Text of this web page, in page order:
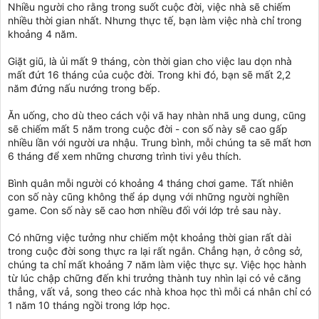
Nhiều người cho rằng trong suốt cuộc đời, việc nhà sẽ chiếm
nhiều thời gian nhất. Nhưng thực tế, bạn làm việc nhà chỉ trong
khoảng 4 năm.
Giặt giũ, là ủi mất 9 tháng, còn thời gian cho việc lau dọn nhà
mất đứt 16 tháng của cuộc đời. Trong khi đó, bạn sẽ mất 2,2
năm đứng nấu nướng trong bếp.
Ăn uống, cho dù theo cách vội vã hay nhàn nhã ung dung, cũng
sẽ chiếm mất 5 năm trong cuộc đời - con số này sẽ cao gấp
nhiều lần với người ưa nhậu. Trung bình, mỗi chúng ta sẽ mất hơn
6 tháng để xem những chương trình tivi yêu thích.
Bình quân mỗi người có khoảng 4 tháng chơi game. Tất nhiên
con số này cũng không thể áp dụng với những người nghiền
game. Con số này sẽ cao hơn nhiều đối với lớp trẻ sau này.
Có những việc tưởng như chiếm một khoảng thời gian rất dài
trong cuộc đời song thực ra lại rất ngắn. Chẳng hạn, ở công sở,
chúng ta chỉ mất khoảng 7 năm làm việc thực sự. Việc học hành
từ lúc chập chững đến khi trưởng thành tuy nhìn lại có vẻ căng
thẳng, vất vả, song theo các nhà khoa học thì mỗi cá nhân chỉ có
1 năm 10 tháng ngồi trong lớp học.